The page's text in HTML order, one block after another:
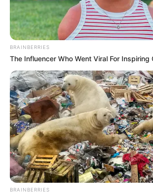
BRAINBERRIES
The Influencer Who Went Viral For Inspiring
BRAINBERRIES